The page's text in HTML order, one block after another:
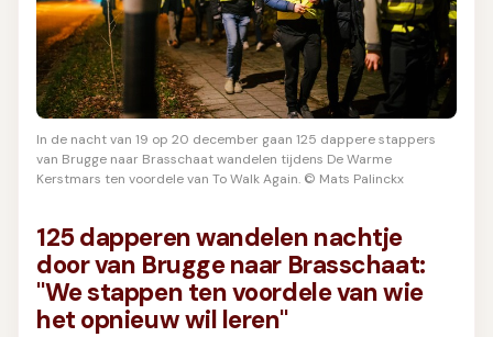
Contact
GIFT INSCHRIJVEN
In de nacht van 19 op 20 december gaan 125 dappere stappers
van Brugge naar Brasschaat wandelen tijdens De Warme
Kerstmars ten voordele van To Walk Again. © Mats Palinckx
125 dapperen wandelen nachtje
door van Brugge naar Brasschaat:
"We stappen ten voordele van wie
het opnieuw wil leren"